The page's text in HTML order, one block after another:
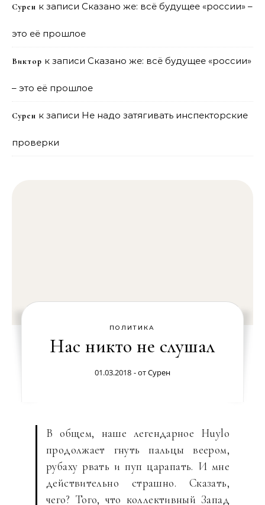
Сурен к записи Сказано же: всё будущее «россии» –
это её прошлое
Виктор к записи Сказано же: всё будущее «россии»
– это её прошлое
Сурен к записи Не надо затягивать инспекторские
проверки
ПОЛИТИКА
Нас никто не слушал
01.03.2018 - отСурен
В общем, наше легендарное Huylo
продолжает гнуть пальцы веером,
рубаху рвать и пуп царапать. И мне
действительно страшно. Сказать,
чего? Того, что коллективный Запад